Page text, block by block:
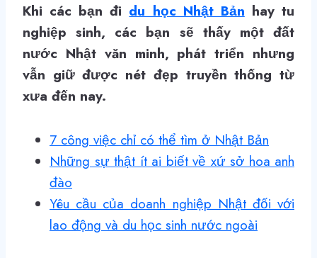
Khi các bạn đi du học Nhật Bản hay tu
nghiệp sinh, các bạn sẽ thấy một đất
nước Nhật văn minh, phát triển nhưng
vẫn giữ được nét đẹp truyền thống từ
xưa đến nay.
7 công việc chỉ có thể tìm ở Nhật Bản
Những sự thật ít ai biết về xứ sở hoa anh
đào
Yêu cầu của doanh nghiệp Nhật đối với
lao động và du học sinh nước ngoài